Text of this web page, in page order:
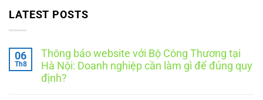
LATEST POSTS
06
Th8
Thông báo website với Bộ Công Thương tại
Hà Nội: Doanh nghiệp cần làm gì để đúng quy
định?